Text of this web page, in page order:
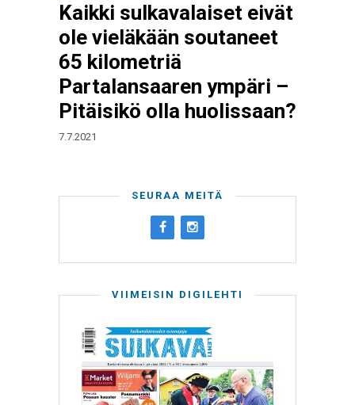
Kaikki sulkavalaiset eivät
ole vieläkään soutaneet
65 kilometriä
Partalansaaren ympäri –
Pitäisikö olla huolissaan?
7.7.2021
SEURAA MEITÄ
VIIMEISIN DIGILEHTI